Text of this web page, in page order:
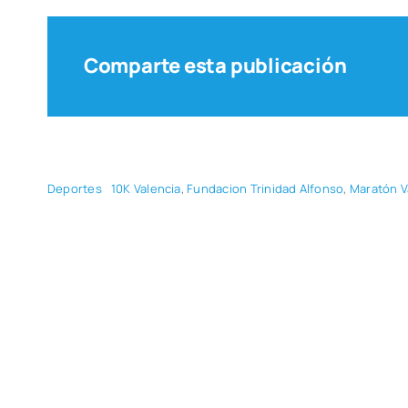
Comparte esta publicación
Depor­tes 10K Valen­cia, Fun­da­cion Tri­ni­dad Alfon­so, Mara­tón